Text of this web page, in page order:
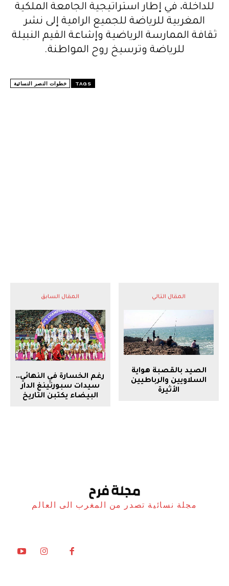
للداخلة، في إطار استراتيجية الجامعة الملكية
المغربية للرياضة للجميع الرامية إلى نشر
ثقافة الممارسة الرياضية وإشاعة القيم النبيلة
للرياضة وترسيخ روح المواطنة.
TAGS خطوات النصر النسائية
المقال السابق
رغم الخسارة في النهائي..
سيدات سبورتينغ الدار
البيضاء يكتبن التاريخ
المقال التالي
الصيد بالقصبة هواية
السلاويين والرباطيين
الأثيرة
مجلة نسائية تصدر من المغرب الى العالم